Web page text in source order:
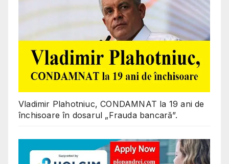
Vladimir Plahotniuc, CONDAMNAT la 19 ani de
închisoare în dosarul „Frauda bancară”.